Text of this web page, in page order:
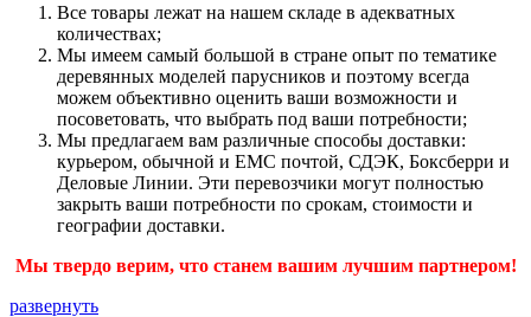
Все товары лежат на нашем складе в адекватных
количествах;
Мы имеем самый большой в стране опыт по тематике
деревянных моделей парусников и поэтому всегда
можем объективно оценить ваши возможности и
посоветовать, что выбрать под ваши потребности;
Мы предлагаем вам различные способы доставки:
курьером, обычной и ЕМС почтой, СДЭК, Боксберри и
Деловые Линии. Эти перевозчики могут полностью
закрыть ваши потребности по срокам, стоимости и
географии доставки.
Мы твердо верим, что станем вашим лучшим партнером!
развернуть